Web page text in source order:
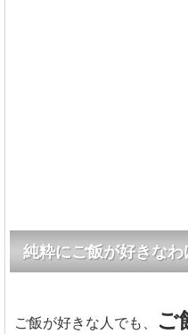
純粋にご飯が好きな
ご飯が好きな人でも、 ご